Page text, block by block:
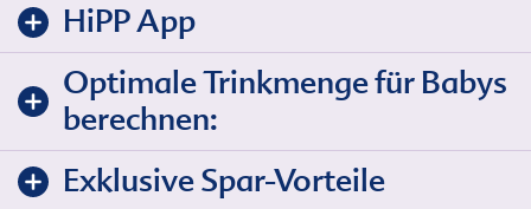
HiPP App
Optimale Trinkmenge für Babys
berechnen:
Exklusive Spar-Vorteile